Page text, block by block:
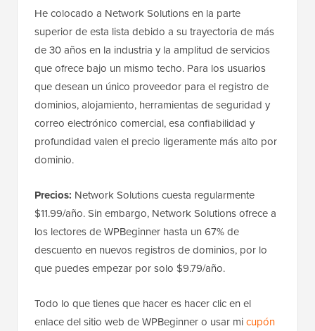
He colocado a Network Solutions en la parte
superior de esta lista debido a su trayectoria de más
de 30 años en la industria y la amplitud de servicios
que ofrece bajo un mismo techo. Para los usuarios
que desean un único proveedor para el registro de
dominios, alojamiento, herramientas de seguridad y
correo electrónico comercial, esa confiabilidad y
profundidad valen el precio ligeramente más alto por
dominio.
Precios: Network Solutions cuesta regularmente
$11.99/año. Sin embargo, Network Solutions ofrece a
los lectores de WPBeginner hasta un 67% de
descuento en nuevos registros de dominios, por lo
que puedes empezar por solo $9.79/año.
Todo lo que tienes que hacer es hacer clic en el
enlace del sitio web de WPBeginner o usar micupón